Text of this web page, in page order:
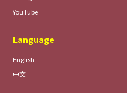
YouTube
Language
English
中文